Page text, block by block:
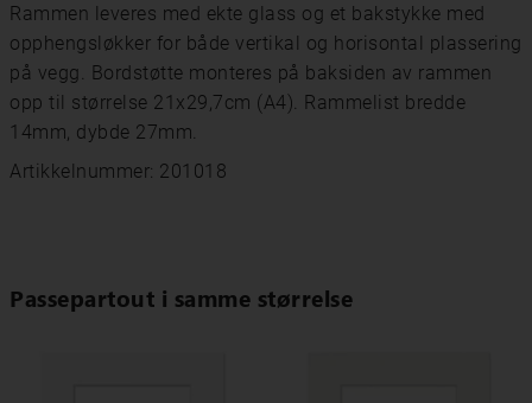
Rammen leveres med ekte glass og et bakstykke med
opphengsløkker for både vertikal og horisontal plassering
på vegg. Bordstøtte monteres på baksiden av rammen
opp til størrelse 21x29,7cm (A4). Rammelist bredde
14mm, dybde 27mm.
Artikkelnummer: 201018
Passepartout i samme størrelse